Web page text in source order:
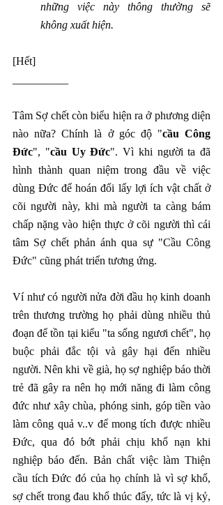
những việc này thông thường sẽ
không xuất hiện.
[Hết]
Tâm Sợ chết còn biểu hiện ra ở phương diện
nào nữa? Chính là ở góc độ "cầu Công
Đức", "cầu Uy Đức". Vì khi người ta đã
hình thành quan niệm trong đầu về việc
dùng Đức để hoán đổi lấy lợi ích vật chất ở
cõi người này, khi mà người ta càng bám
chấp nặng vào hiện thực ở cõi người thì cái
tâm Sợ chết phản ánh qua sự "Cầu Công
Đức" cũng phát triển tương ứng.
Ví như có người nửa đời đầu họ kinh doanh
trên thương trường họ phải dùng nhiều thủ
đoạn để tồn tại kiểu "ta sống ngươi chết", họ
buộc phải đắc tội và gây hại đến nhiều
người. Nên khi về già, họ sợ nghiệp báo thời
trẻ đã gây ra nên họ mới năng đi làm công
đức như xây chùa, phóng sinh, góp tiền vào
làm công quả v..v để mong tích được nhiều
Đức, qua đó bớt phải chịu khổ nạn khi
nghiệp báo đến. Bản chất việc làm Thiện
cầu tích Đức đó của họ chính là vì sợ khổ,
sợ chết trong đau khổ thúc đẩy, tức là vị kỷ,